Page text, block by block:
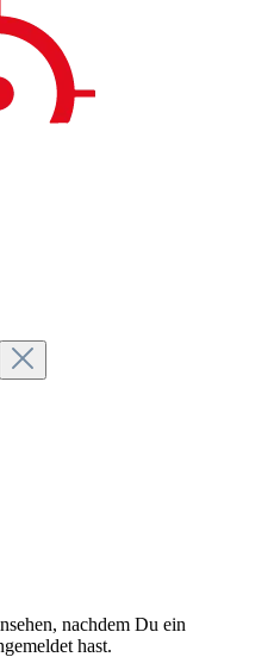
nachdem Du ein
hast.